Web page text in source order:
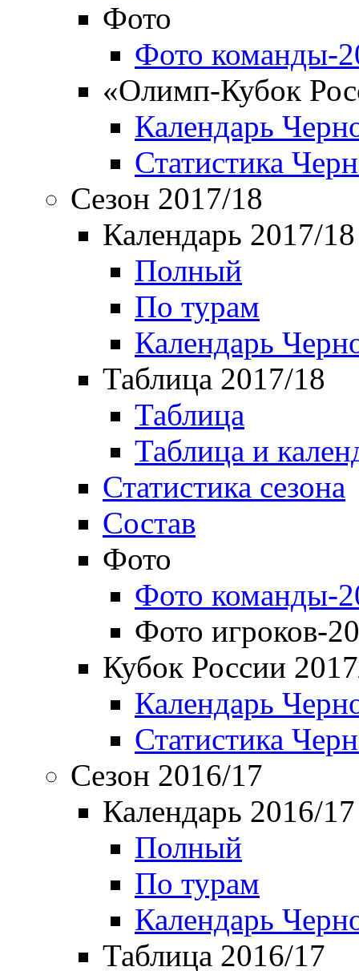
Фото
Фото команды-
«Олимп-Кубок
Календарь
Статистика
Сезон 2017/18
Календарь 2017/18
Полный
По турам
Календарь
Таблица 2017/18
Таблица
Таблица и
Статистика сезона
Состав
Фото
Фото команды-
Фото игроков-
Кубок России
Календарь
Статистика
Сезон 2016/17
Календарь 2016/17
Полный
По турам
Календарь
Таблица 2016/17